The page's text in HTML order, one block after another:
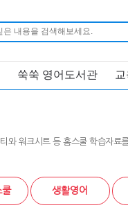
쑥쑥 영어도서관
와 워크시트 등 홈스쿨 학습자료
쿨 생활영어